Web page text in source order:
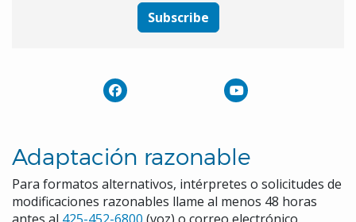
Subscribe
Adaptación razonable
Para formatos alternativos, intérpretes o solicitudes de
modificaciones razonables llame al menos 48 horas